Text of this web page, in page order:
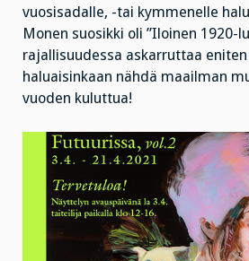
vuosisadalle, -tai kymmenelle
Monen suosikki oli ”Iloinen 1920-
rajallisuudessa askarruttaa
haluaisinkaan nähdä maailman
vuoden kuluttua!